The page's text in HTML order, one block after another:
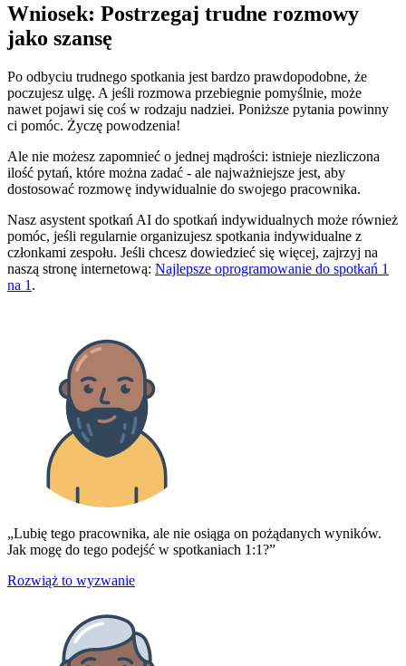
Wniosek: Postrzegaj trudne rozmowy
jako szansę
Po odbyciu trudnego spotkania jest bardzo prawdopodobne, że
poczujesz ulgę. A jeśli rozmowa przebiegnie pomyślnie, może
nawet pojawi się coś w rodzaju nadziei. Poniższe pytania powinny
ci pomóc. Życzę powodzenia!
Ale nie możesz zapomnieć o jednej mądrości: istnieje niezliczona
ilość pytań, które można zadać - ale najważniejsze jest, aby
dostosować rozmowę indywidualnie do swojego pracownika.
Nasz asystent spotkań AI do spotkań indywidualnych może również
pomóc, jeśli regularnie organizujesz spotkania indywidualne z
członkami zespołu. Jeśli chcesz dowiedzieć się więcej, zajrzyj na
naszą stronę internetową: Najlepsze oprogramowanie do spotkań 1
na 1 .
„Lubię tego pracownika, ale nie osiąga on pożądanych wyników.
Jak mogę do tego podejść w spotkaniach 1:1?”
Rozwiąż to wyzwanie